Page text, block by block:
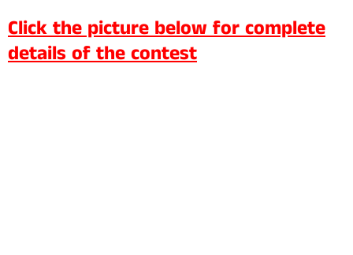
Click the picture below for complete
details of the contest